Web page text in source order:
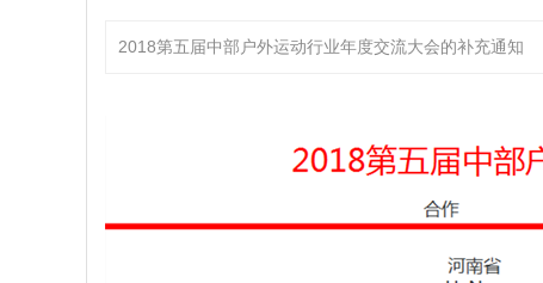
2018第五届中部户外运动行业年度交流大会的补充通知